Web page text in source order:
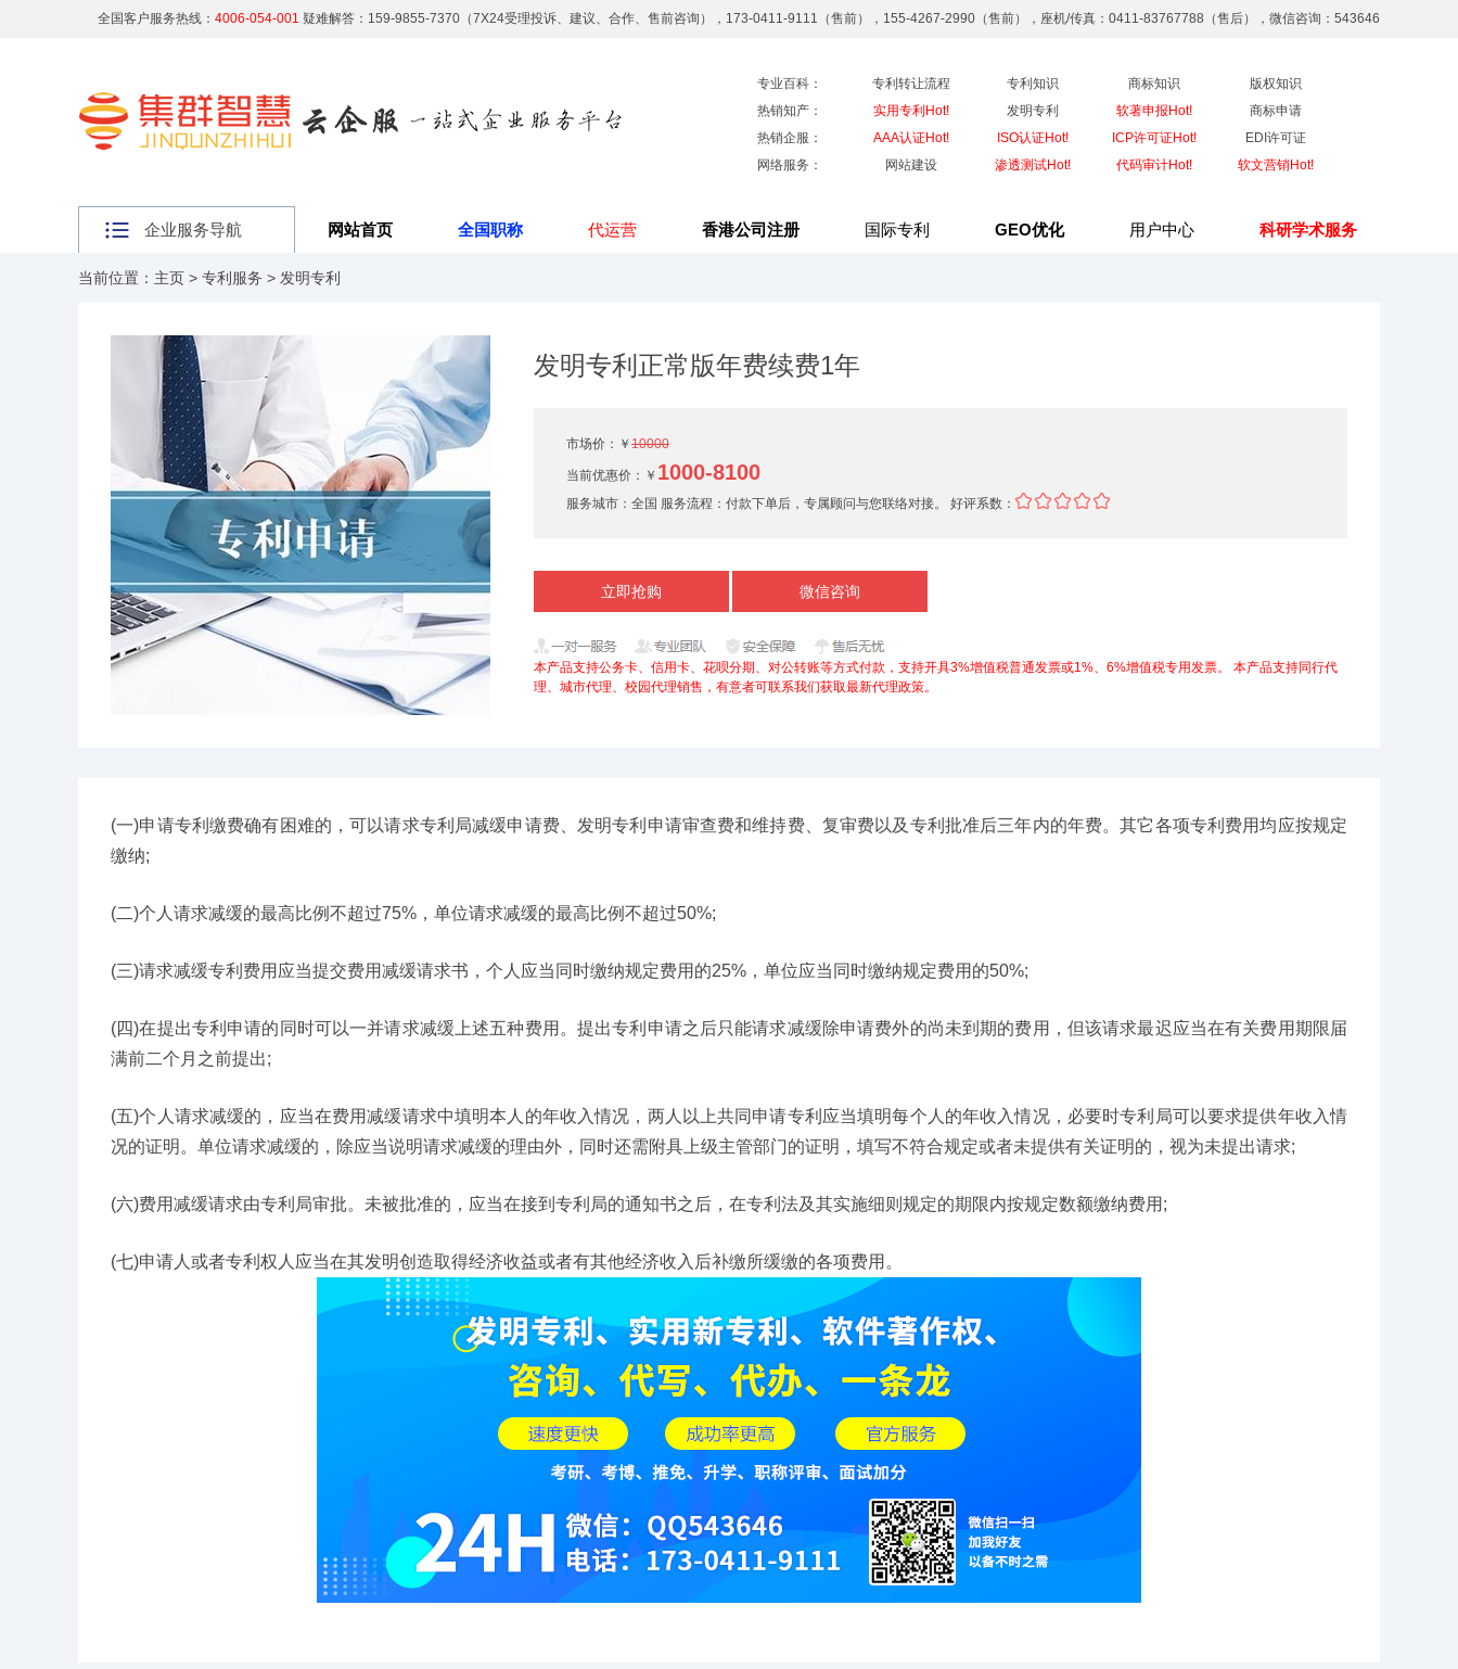
全国客户服务热线： 4006-054-001 疑难解答：159-9855-7370（7X24受理投诉、建议、合作、售前咨询），173-0411-9111（售前），155-4267-2990（售前），座机/传真：0411-83767788（售后），微信咨询：543646
专业百科： 专利转让流程 专利知识 商标知识
版权知识
热销知产：
实用专利Hot! 发明专利 软著申报Hot!
商标申请
热销企服：
AAA认证Hot! ISO认证Hot! ICP许可证Hot!
EDI许可证
网络服务：
网站建设 渗透测试Hot! 代码审计Hot! 软文营销Hot!
企业服务导航 网站首页 全国职称 代运营 香港公司注册 国际专利 GEO优化 用户中心 科研学术服务
当前位置： 主页 > 专利服务 > 发明专利
发明专利正常版年费续费1年
市场价：￥ 10000
当前优惠价： ￥ 1000-8100
服务城市： 全国 服务流程： 付款下单后，专属顾问与您联络对接。 好评系数：
立即抢购 微信咨询
本产品支持公务卡、信用卡、花呗分期、对公转账等方式付款，支持开具3%增值税普通发票或1%、6%增值税专用发票。
本产品支持同行代
理、城市代理、校园代理销售，有意者可联系我们获取最新代理政策。
(一)申请专利缴费确有困难的，可以请求专利局减缓申请费、发明专利申请审查费和维持费、复审费以及专利批准后三年内的年费。其它各项专利费用均应按规定
缴纳;
(二)个人请求减缓的最高比例不超过75%，单位请求减缓的最高比例不超过50%;
(三)请求减缓专利费用应当提交费用减缓请求书，个人应当同时缴纳规定费用的25%，单位应当同时缴纳规定费用的50%;
(四)在提出专利申请的同时可以一并请求减缓上述五种费用。提出专利申请之后只能请求减缓除申请费外的尚未到期的费用，但该请求最迟应当在有关费用期限届
满前二个月之前提出;
(五)个人请求减缓的，应当在费用减缓请求中填明本人的年收入情况，两人以上共同申请专利应当填明每个人的年收入情况，必要时专利局可以要求提供年收入情
况的证明。单位请求减缓的，除应当说明请求减缓的理由外，同时还需附具上级主管部门的证明，填写不符合规定或者未提供有关证明的，视为未提出请求;
(六)费用减缓请求由专利局审批。未被批准的，应当在接到专利局的通知书之后，在专利法及其实施细则规定的期限内按规定数额缴纳费用;
(七)申请人或者专利权人应当在其发明创造取得经济收益或者有其他经济收入后补缴所缓缴的各项费用。